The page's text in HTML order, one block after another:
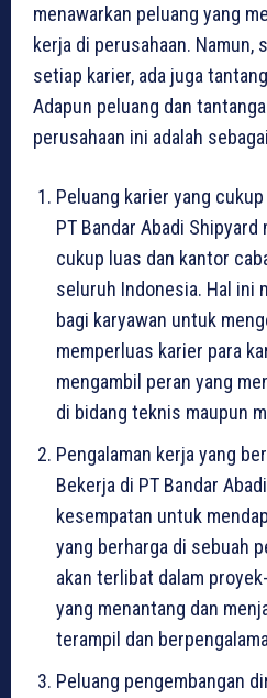
menawarkan peluang yang
kerja di perusahaan. Namun,
setiap karier, ada juga
Adapun peluang dan
perusahaan ini adalah
Peluang karier yang
PT Bandar Abadi
cukup luas dan kantor
seluruh Indonesia. Hal ini
bagi karyawan untuk
memperluas karier para
mengambil peran yang
di bidang teknis maupun
Pengalaman kerja yang
Bekerja di PT Bandar
kesempatan untuk
yang berharga di sebuah
akan terlibat dalam
yang menantang dan
terampil dan
Peluang pengembangan